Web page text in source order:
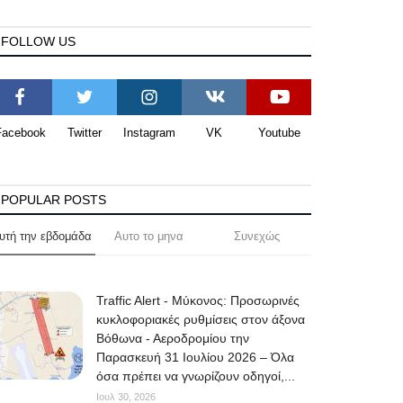
FOLLOW US
Twitter Instagram VK Youtube
POPULAR POSTS
την εβδομάδα Αυτο το μηνα Συνεχώς
Traffic Alert - Μύκονος: Προσωρινές
κυκλοφοριακές ρυθμίσεις στον άξονα
Βόθωνα - Αεροδρομίου την
Παρασκευή 31 Ιουλίου 2026 – Όλα
όσα πρέπει να γνωρίζουν οδηγοί,...
Ιουλ 30, 2026